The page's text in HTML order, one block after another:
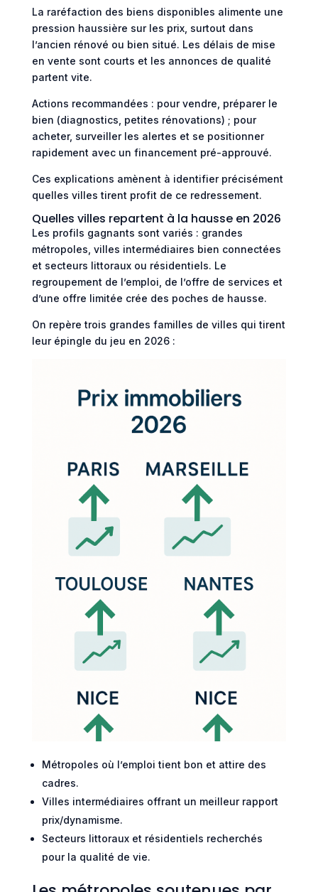
La raréfaction des biens disponibles alimente une
pression haussière sur les prix, surtout dans
l’ancien rénové ou bien situé. Les délais de mise
en vente sont courts et les annonces de qualité
partent vite.
Actions recommandées : pour vendre, préparer le
bien (diagnostics, petites rénovations) ; pour
acheter, surveiller les alertes et se positionner
rapidement avec un financement pré-approuvé.
Ces explications amènent à identifier précisément
quelles villes tirent profit de ce redressement.
Quelles villes repartent à la hausse en 2026
Les profils gagnants sont variés : grandes
métropoles, villes intermédiaires bien connectées
et secteurs littoraux ou résidentiels. Le
regroupement de l’emploi, de l’offre de services et
d’une offre limitée crée des poches de hausse.
On repère trois grandes familles de villes qui tirent
leur épingle du jeu en 2026 :
Métropoles où l’emploi tient bon et attire des
cadres.
Villes intermédiaires offrant un meilleur rapport
prix/dynamisme.
Secteurs littoraux et résidentiels recherchés
pour la qualité de vie.